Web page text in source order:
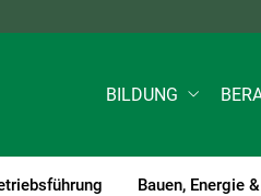
BILDUNG
Bauen, Energie